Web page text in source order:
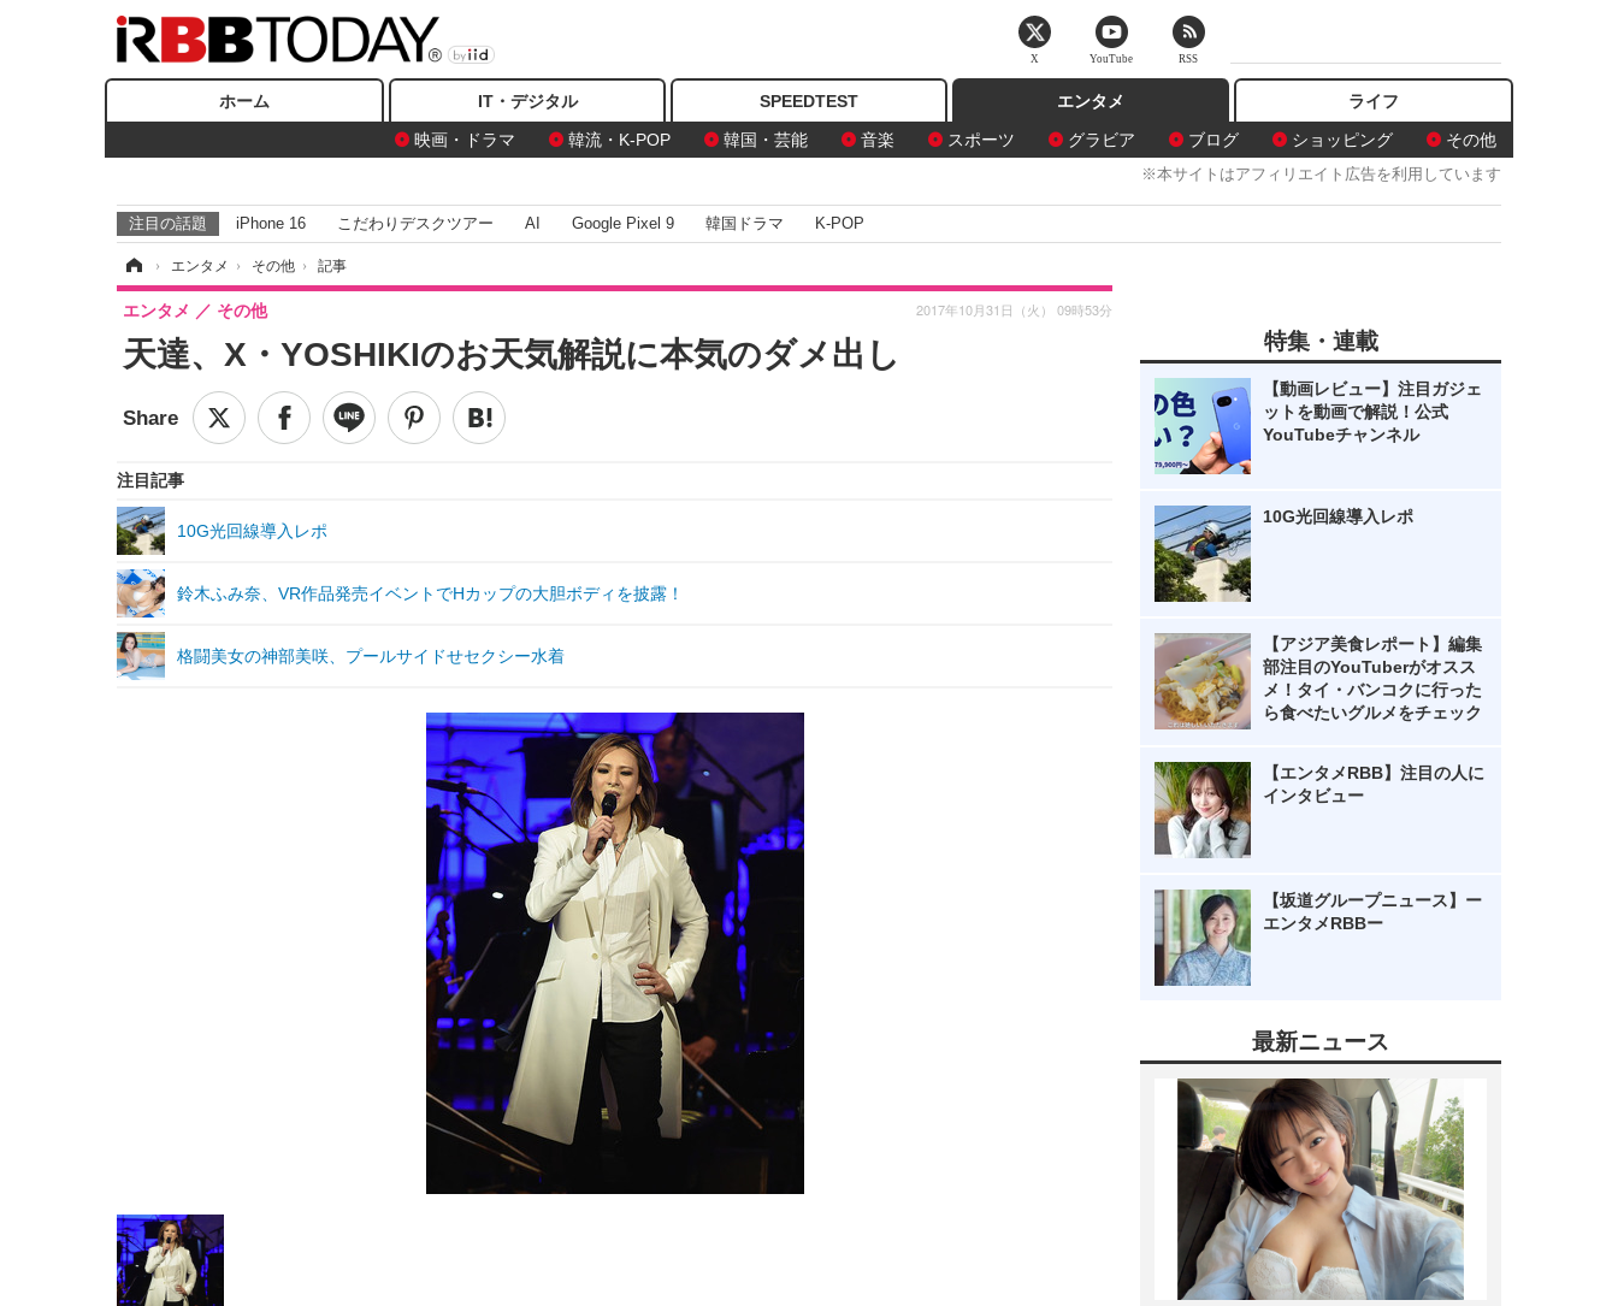
ホーム IT・デジタル SPEEDTEST
エンタメ
映画・ドラマ
韓流・K-POP 韓国・芸能 音楽 スポーツ グラビア ブログ ショッピング その他
ライフ
※本サイトはアフィリエイト広告を利用しています
注目の話題 iPhone 16 こだわりデスクツアー AI Google Pixel 9 韓国ドラマ K-POP
› エンタメ › その他 › 記事
天達、X・YOSHIKIのお天気解説に本気のダメ出し
エンタメ その他 2017年10月31日（火） 09時53分
注目記事
10G光回線導入レポ
鈴木ふみ奈、VR作品発売イベントでHカップの大胆ボディを披露！
格闘美女の神部美咲、プールサイドせセクシー水着
特集・連載
【動画レビュー】注目ガジェ
ットを動画で解説！公式
YouTubeチャンネル
10G光回線導入レポ
【アジア美食レポート】編集
部注目のYouTuberがオスス
メ！タイ・バンコクに行った
ら食べたいグルメをチェック
【エンタメRBB】注目の人に
インタビュー
【坂道グループニュース】ー
エンタメRBBー
最新ニュース
X YouTube RSS